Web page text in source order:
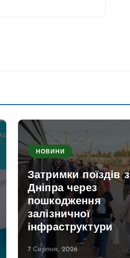
НОВИНИ
Затримки поїздів з
Дніпра через
пошкодження
залізничної
інфраструктури
7 Серпня, 2026